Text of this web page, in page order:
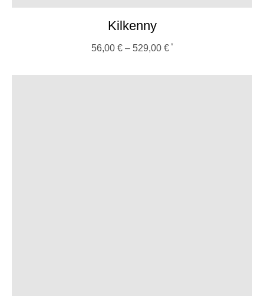
Kilkenny
56,00 €– 529,00 €